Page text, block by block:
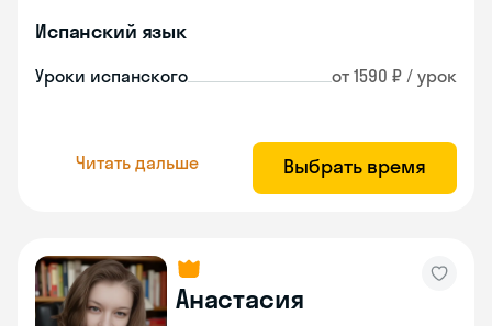
Испанский язык
Уроки испанского от 1590 ₽ / урок
Читать дальше Выбрать время
Анастасия